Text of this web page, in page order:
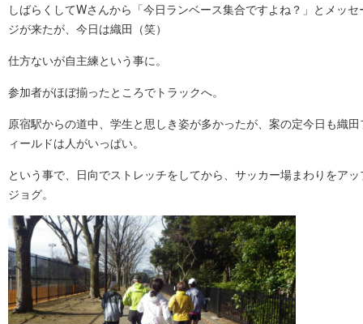
しばらくしてWさんから「今日ランベース集合ですよね？」とメッセ
ジが来たが、今日は織田（笑）
仕方ないが自主練という事に。
参加者がほぼ揃ったところでトラックへ。
原宿駅からの道中、学生と思しき姿が多かったが、案の定今日も織田
ィールドは人がいっぱい。
という事で、日向でストレッチをしてから、サッカー場まわりをアッ
ジョグ。